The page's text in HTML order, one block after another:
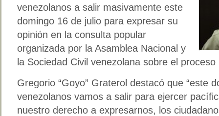
venezolanos a salir masivamente este
domingo 16 de julio para expresar su
opinión en la consulta popular
organizada por la Asamblea Nacional y
la Sociedad Civil venezolana sobre el
Gregorio “Goyo” Graterol destacó que “este
venezolanos vamos a salir para ejercer
nuestro derecho a expresarnos, los